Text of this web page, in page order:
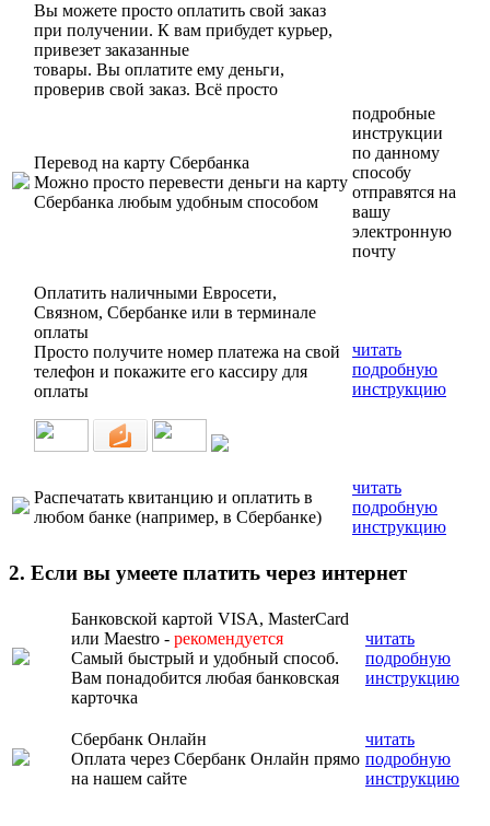
Вы можете просто оплатить свой заказ
при получении. К вам прибудет курьер,
привезет заказанные
товары. Вы оплатите ему деньги,
проверив свой заказ. Всё просто
Перевод на карту Сбербанка
Можно просто перевести деньги на карту
Сбербанка любым удобным способом
подробные
инструкции
по данному
способу
отправятся на
вашу
электронную
почту
Оплатить наличными Евросети,
Связном, Сбербанке или в терминале
оплаты
Просто получите номер платежа на свой
телефон и покажите его кассиру для
оплаты
читать
подробную
инструкцию
Распечатать квитанцию и оплатить в
любом банке (например, в Сбербанке)
читать
подробную
инструкцию
2. Если вы умеете платить через интернет
Банковской картой VISA, MasterCard
или Maestro - рекомендуется
Самый быстрый и удобный способ.
Вам понадобится любая банковская
карточка
читать
подробную
инструкцию
Сбербанк Онлайн
Оплата через Сбербанк Онлайн прямо
на нашем сайте
читать
подробную
инструкцию